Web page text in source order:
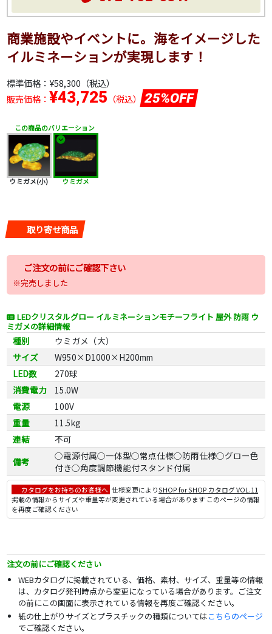
商業施設やイベントに。海をイメージした
イルミネーションが実現します！
標準価格： ¥58,300 （税込）
販売価格： ¥43,725 （税込） 25%OFF
この商品のバリエーション
ウミガメ(小) ウミガメ
取り寄せ商品
ご注文の前にご確認下さい
※完売しました
LEDクリスタルグロー イルミネーションモチーフライト 屋外 防雨 ウ
ミガメの詳細情報
種別
ウミガメ（大）
サイズ
W950×D1000×H200mm
LED数
270球
消費電力
15.0W
電源
100V
重量
11.5kg
連結
不可
備考
○電源付属○一体型○常点仕様○防雨仕様○グロー色
付き○角度調節機能付スタンド付属
カタログをお持ちのお客様へ 仕様変更によりSHOP for SHOP カタログ VOL.11
掲載の情報からサイズや重量等が変更されている場合があります このページの情報
を再度ご確認ください
注文の前にご確認ください
WEBカタログに掲載されている、価格、素材、サイズ、重量等の情報
は、カタログ発刊時点から変更になっている場合があります。ご注文
の前にこの画面に表示されている情報を再度ご確認ください。
紙の仕上がりサイズとプラスチックの種類についてはこちらのページ
でご確認ください。